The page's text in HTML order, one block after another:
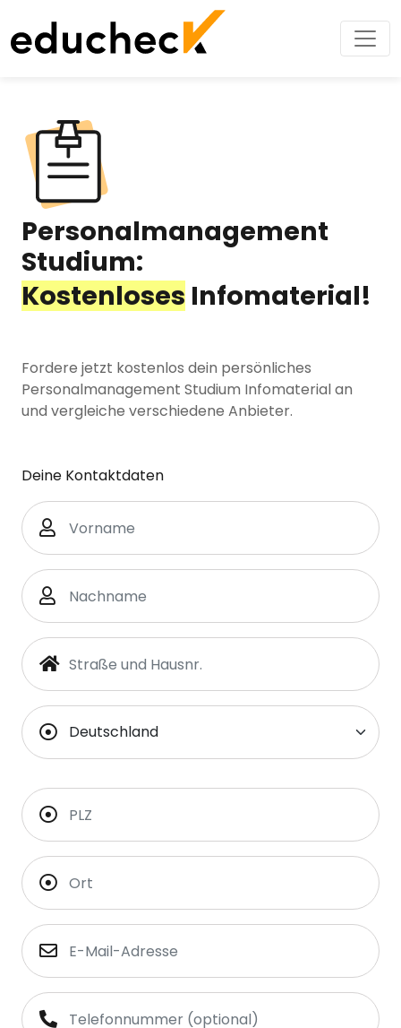
Personalmanagement
Studium:
Kostenloses Infomaterial!
Fordere jetzt kostenlos dein persönliches
Personalmanagement Studium Infomaterial an
und vergleiche verschiedene Anbieter.
Deine Kontaktdaten